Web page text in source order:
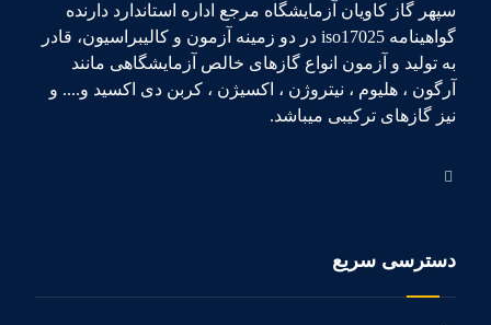
سپهر گاز کاویان آزمایشگاه مرجع اداره استاندارد دارنده
گواهینامه iso17025 در دو زمینه آزمون و کالیبراسیون، قادر
به تولید و آزمون انواع گازهای خالص آزمایشگاهی مانند
آرگون ، هلیوم ، نیتروژن ، اکسیژن ، کربن دی اکسید و.... و
نیز گازهای ترکیبی میباشد.
دسترسی سریع